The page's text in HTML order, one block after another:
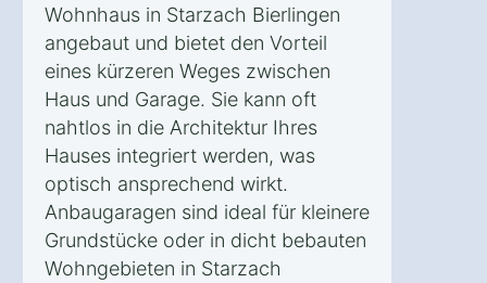
Wohnhaus in Starzach Bierlingen
angebaut und bietet den Vorteil
eines kürzeren Weges zwischen
Haus und Garage. Sie kann oft
nahtlos in die Architektur Ihres
Hauses integriert werden, was
optisch ansprechend wirkt.
Anbaugaragen sind ideal für kleinere
Grundstücke oder in dicht bebauten
Wohngebieten in Starzach